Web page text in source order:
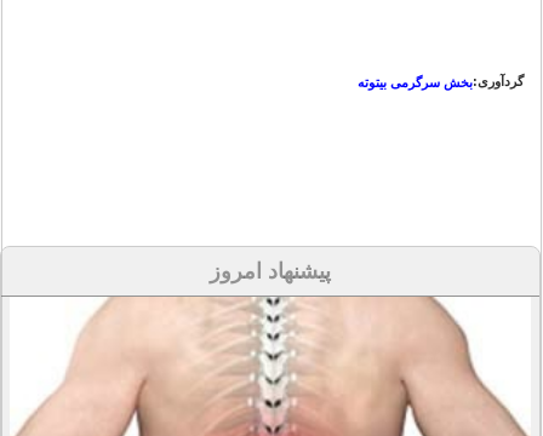
گردآوری:بخش سرگرمی بیتوته
پیشنهاد امروز